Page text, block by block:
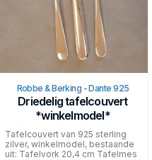
Robbe & Berking - Dante 925
Driedelig tafelcouvert
*winkelmodel*
Tafelcouvert van 925 sterling
zilver, winkelmodel, bestaande
uit: Tafelvork 20,4 cm Tafelmes